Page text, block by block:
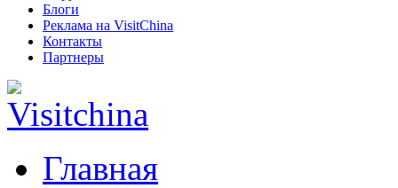
Блоги
Реклама на VisitChina
Контакты
Партнеры
Главная